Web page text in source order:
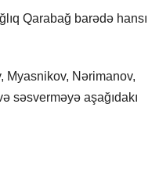
Qarabağ barədə hansı
Myasnikov, Nərimanov,
səsverməyə aşağıdakı